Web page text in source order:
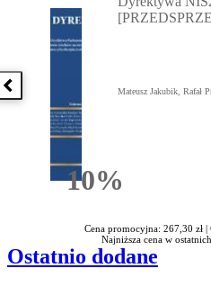
Poprzednia książka
10%Rabatu
Mateusz Jakubik, Rafał
Cena promocyjna: 267,30 zł |
Najniższa cena w
Ostatnio dodane